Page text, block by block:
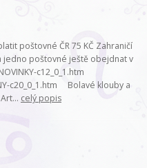
poštovné ČR 75 KČ Zahraničí
poštovné ještě obejdnat v
c12_0_1.htm
c20_0_1.htm Bolavé klouby a
celý popis